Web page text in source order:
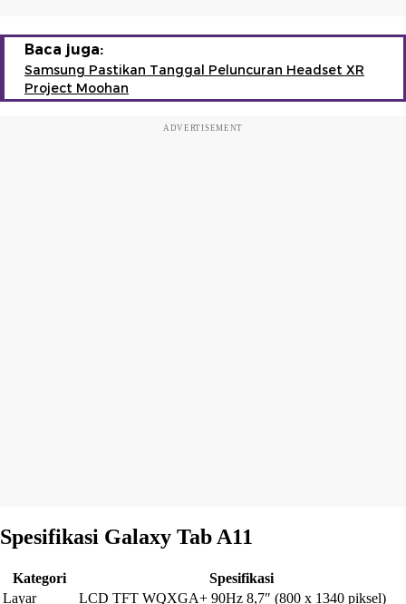
Baca juga:
Samsung Pastikan Tanggal Peluncuran Headset XR
Project Moohan
ADVERTISEMENT
Spesifikasi Galaxy Tab A11
Kategori
Spesifikasi
Layar
LCD TFT WQXGA+ 90Hz 8,7″ (800 x 1340 piksel)